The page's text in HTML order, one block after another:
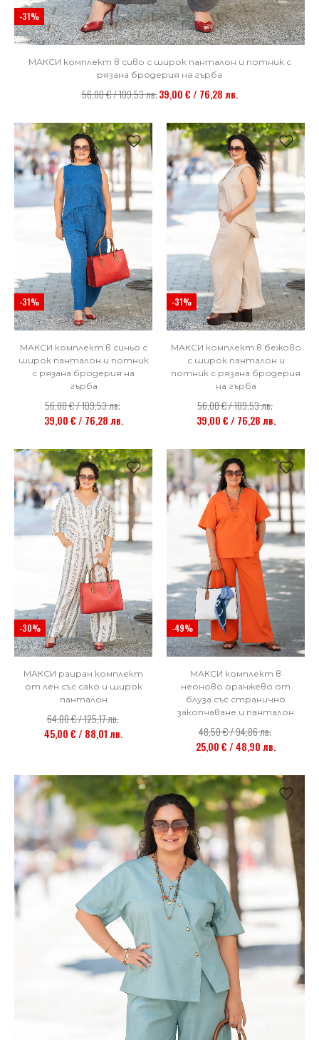
-31%
МАКСИ комплект в сиво с широк панталон и потник с
рязана бродерия на гърба
56,00 € / 109,53 лв.39,00 € / 76,28 лв.
НОВО
-31%
МАКСИ комплект в синьо с
широк панталон и потник
с рязана бродерия на
гърба
56,00 € / 109,53 лв.
39,00 € / 76,28 лв.
НОВО
-31%
МАКСИ комплект в бежово
с широк панталон и
потник с рязана бродерия
на гърба
56,00 € / 109,53 лв.
39,00 € / 76,28 лв.
НОВО
-30%
МАКСИ раиран комплект
от лен със сако и широк
панталон
64,00 € / 125,17 лв.
45,00 € / 88,01 лв.
НОВО
-49%
МАКСИ комплект в
неоново оранжево от
блуза със странично
закопчаване и панталон
48,50 € / 94,86 лв.
25,00 € / 48,90 лв.
НОВО